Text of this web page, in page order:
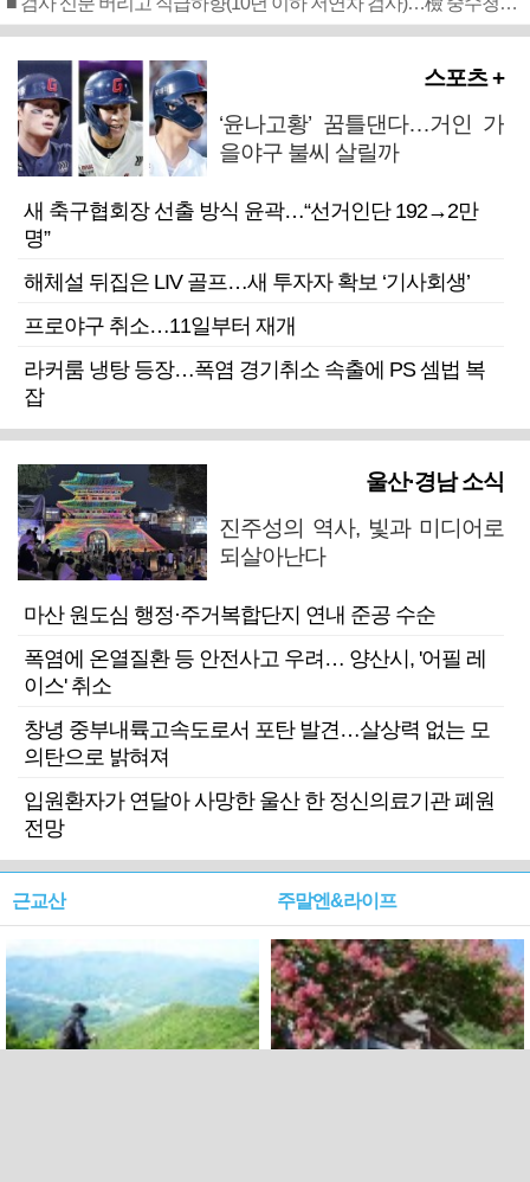
스포츠 +
‘윤나고황’ 꿈틀댄다…거인 가
을야구 불씨 살릴까
새 축구협회장 선출 방식 윤곽…“선거인단 192→2만
명”
해체설 뒤집은 LIV 골프…새 투자자 확보 ‘기사회생’
프로야구 취소…11일부터 재개
라커룸 냉탕 등장…폭염 경기취소 속출에 PS 셈법 복
잡
울산·경남 소식
진주성의 역사, 빛과 미디어로
되살아난다
마산 원도심 행정·주거복합단지 연내 준공 수순
폭염에 온열질환 등 안전사고 우려… 양산시, '어필 레
이스' 취소
창녕 중부내륙고속도로서 포탄 발견…살상력 없는 모
의탄으로 밝혀져
입원환자가 연달아 사망한 울산 한 정신의료기관 폐원
전망
근교산 주말엔&라이프